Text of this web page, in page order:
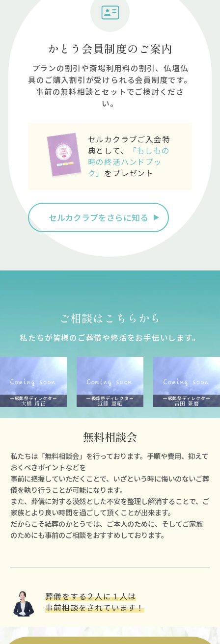
かとう会員制度のご案内
プランの割引や斎場利⽤料の割引、仏壇仏
具のご購⼊割引が受けられる会員制度です。
事前の無料相談とセットでご検討くださ
い。
セルカクラブご入会特
典として、
「もしもの
時の終活ハンドブッ
ク」 をプレゼント
セルカクラブをさらに知る
ご相談はこちらから
私たちが皆様のご葬儀や終活をお⼿伝いします。
一級葬祭ディレクター
大橋 路正
一級葬祭ディレクター
近藤 亜紀
一級葬祭ディレクター
吉田 兼磨
無料相談会
私たちは「無料相談会」を⾏っております。⼿順や費⽤、抑えて
おくべきポイントなどを
事前に把握していただくことで、いざという時に悔いのないご葬
儀を執り⾏うことが可能になります。
また、葬儀に対する漠然とした不安を整理し解消することで、ご
家族とより良い時間を過ごして頂くことが出来ます。
だからこそ結葬のかとうでは、ご本⼈のために、そしてご家族
のためにも事前のご相談をおすすめしております。
葬儀をする２⼈に１⼈は
事前相談をされています！